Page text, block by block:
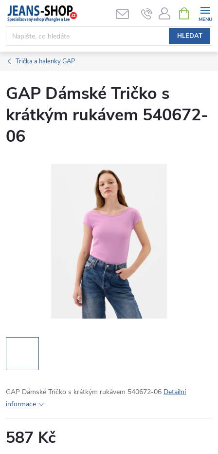
Přejít
obsah
HLEDAT
NÁKUPNÍ
KOŠÍK
Trička a halenky GAP
GAP Dámské Tričko s
krátkým rukávem 540672-
06
GAP Dámské Tričko s krátkým rukávem 540672-06 Detailní
informace
587 Kč